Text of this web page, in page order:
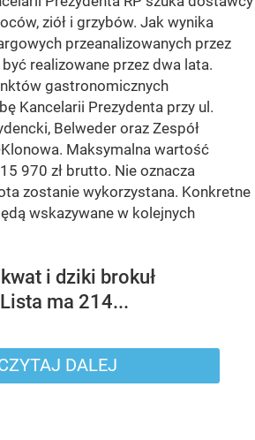
ziół i grzybów. Jak wynika
przeanalizowanych przez
realizowane przez dwa lata.
gastronomicznych
Kancelarii Prezydenta przy ul.
Belweder oraz Zespół
Maksymalna wartość
970 zł brutto. Nie oznacza
zostanie wykorzystana. Konkretne
wskazywane w kolejnych
i dziki brokuł
ma 214...
DALEJ